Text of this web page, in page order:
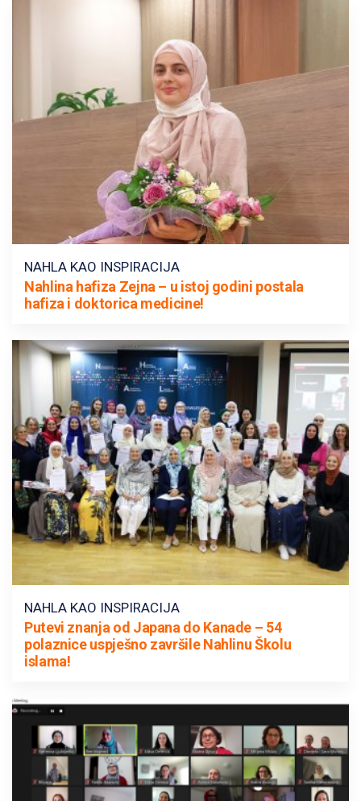
NAHLA KAO INSPIRACIJA
Nahlina hafiza Zejna – u istoj godini postala
hafiza i doktorica medicine!
NAHLA KAO INSPIRACIJA
Putevi znanja od Japana do Kanade – 54
polaznice uspješno završile Nahlinu Školu
islama!